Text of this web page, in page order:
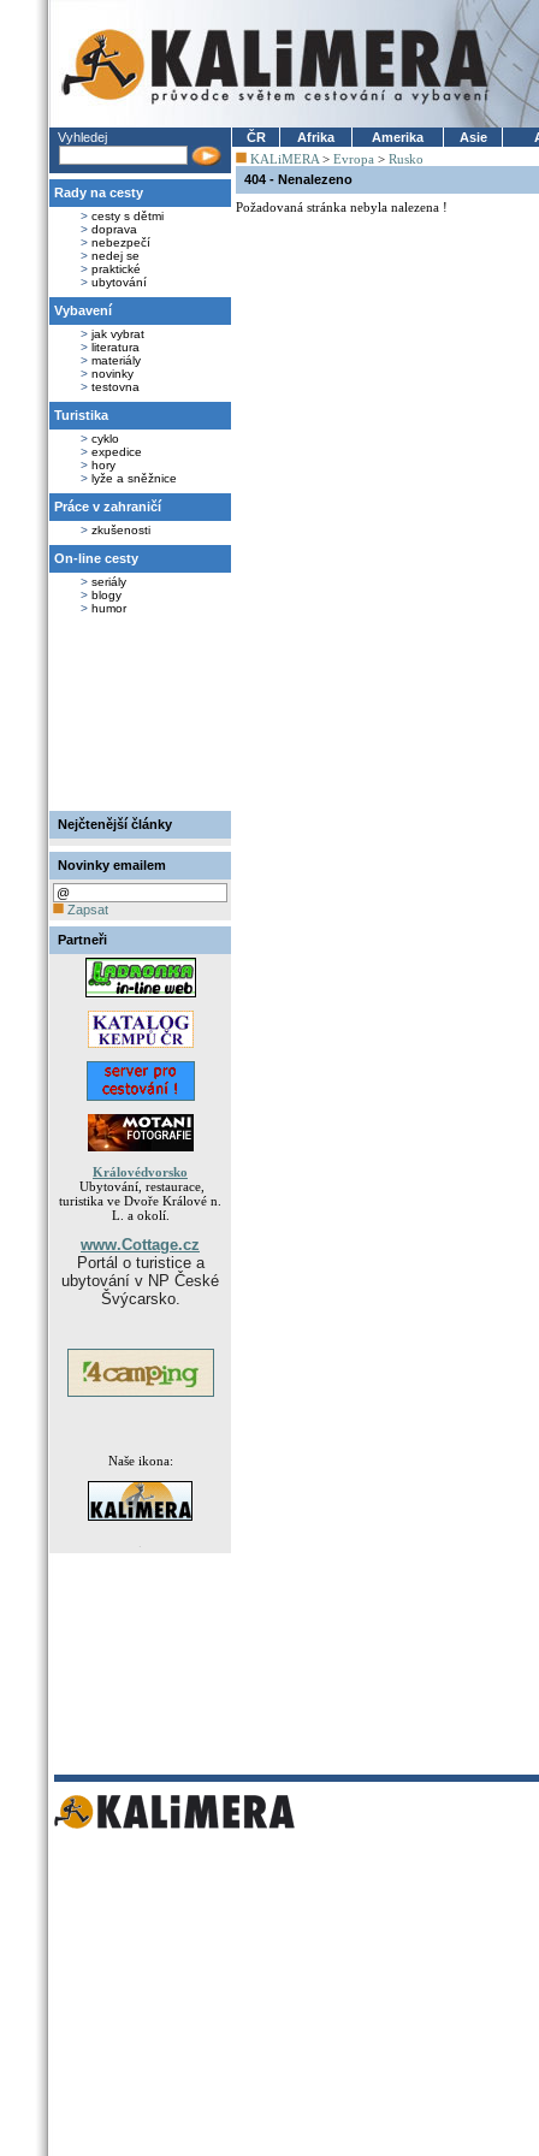
Vyhledej
Rady na cesty
> cesty s dětmi
> doprava
> nebezpečí
> nedej se
> praktické
> ubytování
Vybavení
> jak vybrat
> literatura
> materiály
> novinky
> testovna
Turistika
> cyklo
> expedice
> hory
> lyže a sněžnice
Práce v zahraničí
> zkušenosti
On-line cesty
> seriály
> blogy
> humor
Nejčtenější články
Novinky emailem
Zapsat
Partneři
Královédvorsko
Ubytování, restaurace,
turistika ve Dvoře Králové n.
L. a okolí.
www.Cottage.cz
Portál o turistice a
ubytování v NP České
Švýcarsko.
Naše ikona:
ČR Afrika Amerika Asie
KALiMERA > Evropa > Rusko
404 - Nenalezeno
Požadovaná stránka nebyla nalezena !